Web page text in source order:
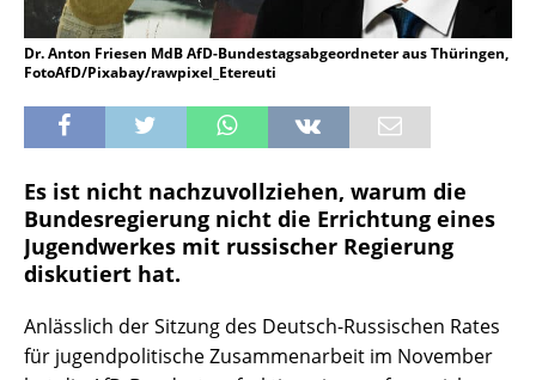
Dr. Anton Friesen MdB AfD-Bundestagsabgeordneter aus Thüringen,
FotoAfD/Pixabay/rawpixel_Etereuti
Es ist nicht nachzuvollziehen, warum die
Bundesregierung nicht die Errichtung eines
Jugendwerkes mit russischer Regierung
diskutiert hat.
Anlässlich der Sitzung des Deutsch-Russischen Rates
für jugendpolitische Zusammenarbeit im November